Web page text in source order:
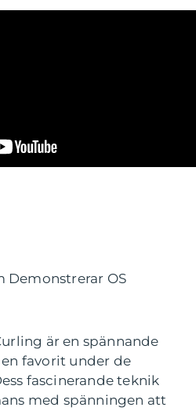
Demonstrerar OS
är en spännande
favorit under de
fascinerande teknik
med spänningen att